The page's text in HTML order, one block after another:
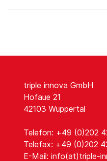
triple innova GmbH
Hofaue 21
42103 Wuppertal
Telefon: +49 (0)202
Telefax: +49 (0)202
E-Mail: info(at)triple-